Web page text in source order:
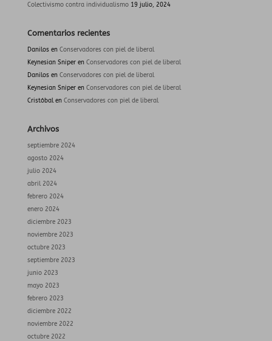
Colectivismo contra individualismo 19 julio, 2024
Comentarios recientes
Danilosen Conservadores con piel de liberal
Keynesian Sniperen Conservadores con piel de liberal
Danilosen Conservadores con piel de liberal
Keynesian Sniperen Conservadores con piel de liberal
Cristóbalen Conservadores con piel de liberal
Archivos
septiembre 2024
agosto 2024
julio 2024
abril 2024
febrero 2024
enero 2024
diciembre 2023
noviembre 2023
octubre 2023
septiembre 2023
junio 2023
mayo 2023
febrero 2023
diciembre 2022
noviembre 2022
octubre 2022